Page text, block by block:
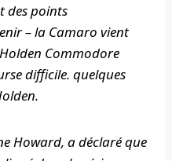
des points
– la Camaro vient
Commodore
difficile. quelques
Howard, a déclaré que